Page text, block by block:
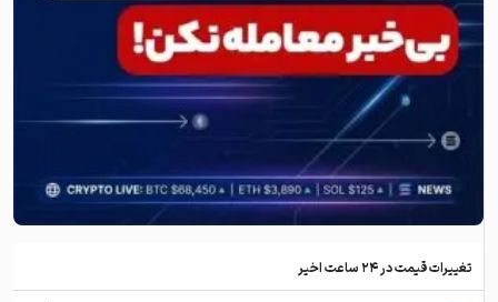
تغییرات قیمت در ۲۴ ساعت اخیر